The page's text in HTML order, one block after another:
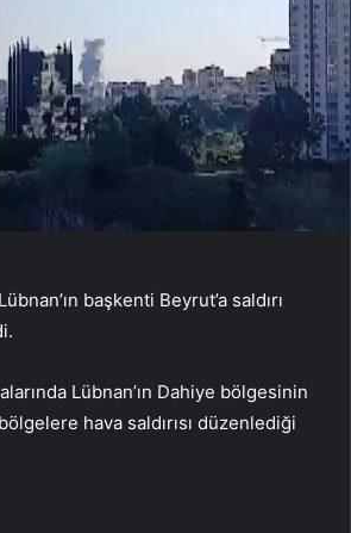
başkenti Beyrut’a saldırı
Lübnan’ın Dahiye bölgesinin
hava saldırısı düzenlediği